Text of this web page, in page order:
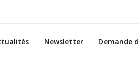
Newsletter Demande